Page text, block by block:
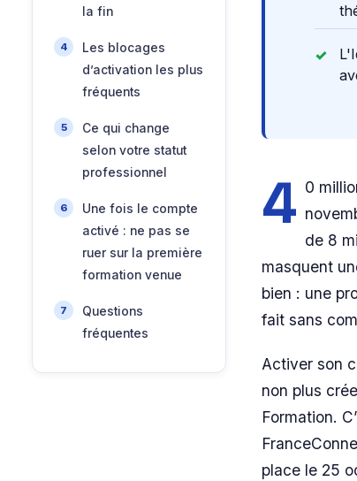
la fin
Les blocages
d’activation les plus
fréquents
Ce qui change
selon votre statut
professionnel
Une fois le compte
activé : ne pas se
ruer sur la première
formation venue
Questions
fréquentes
4 0
de 8
masquent
bien : une
fait sans
Activer son
non plus
Formation.
place le 25